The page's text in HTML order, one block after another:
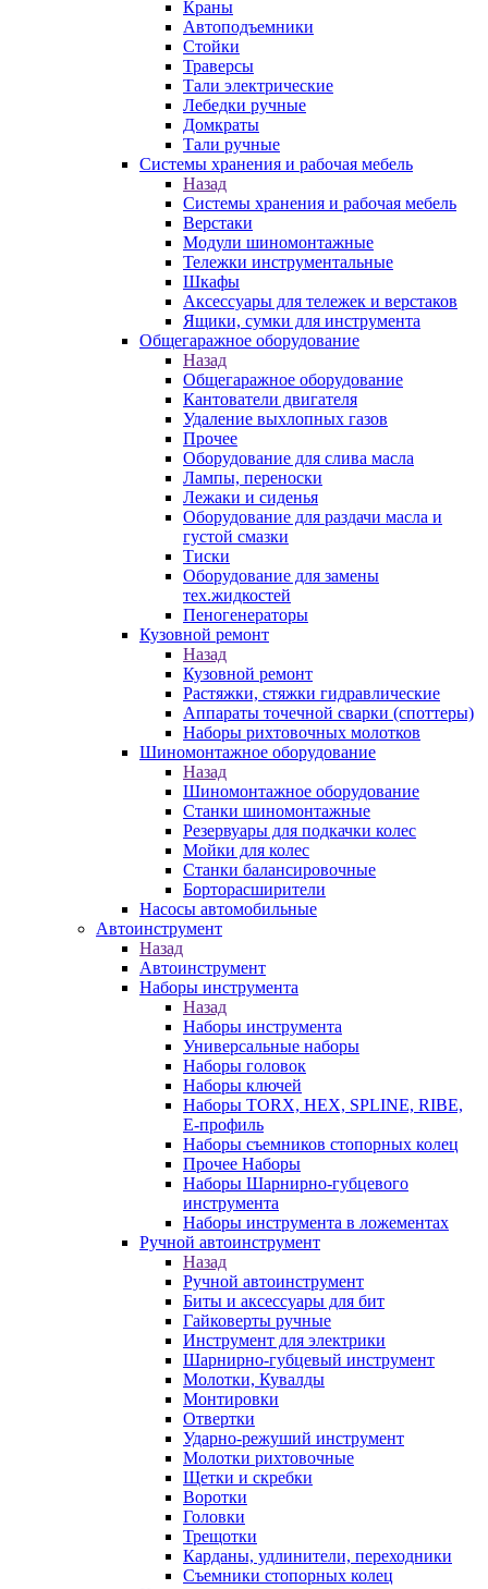
Краны
Автоподъемники
Стойки
Траверсы
Тали электрические
Лебедки ручные
Домкраты
Тали ручные
Системы хранения и рабочая мебель
Назад
Системы хранения и рабочая мебель
Верстаки
Модули шиномонтажные
Тележки инструментальные
Шкафы
Аксессуары для тележек и верстаков
Ящики, сумки для инструмента
Общегаражное оборудование
Назад
Общегаражное оборудование
Кантователи двигателя
Удаление выхлопных газов
Прочее
Оборудование для слива масла
Лампы, переноски
Лежаки и сиденья
Оборудование для раздачи масла и
густой смазки
Тиски
Оборудование для замены
тех.жидкостей
Пеногенераторы
Кузовной ремонт
Назад
Кузовной ремонт
Растяжки, стяжки гидравлические
Аппараты точечной сварки (споттеры)
Наборы рихтовочных молотков
Шиномонтажное оборудование
Назад
Шиномонтажное оборудование
Станки шиномонтажные
Резервуары для подкачки колес
Мойки для колес
Станки балансировочные
Борторасширители
Насосы автомобильные
Автоинструмент
Назад
Автоинструмент
Наборы инструмента
Назад
Наборы инструмента
Универсальные наборы
Наборы головок
Наборы ключей
Наборы TORX, HEX, SPLINE, RIBE,
E-профиль
Наборы съемников стопорных колец
Прочее Наборы
Наборы Шарнирно-губцевого
инструмента
Наборы инструмента в ложементах
Ручной автоинструмент
Назад
Ручной автоинструмент
Биты и аксессуары для бит
Гайковерты ручные
Инструмент для электрики
Шарнирно-губцевый инструмент
Молотки, Кувалды
Монтировки
Отвертки
Ударно-режуший инструмент
Молотки рихтовочные
Щетки и скребки
Воротки
Головки
Трещотки
Карданы, удлинители, переходники
Съемники стопорных колец